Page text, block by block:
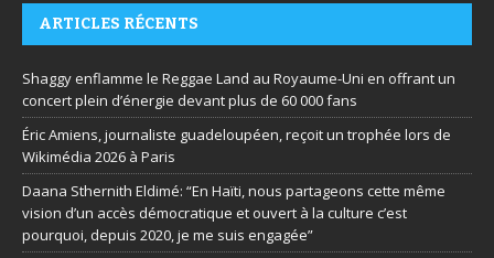
ARTICLES RÉCENTS
Shaggy enflamme le Reggae Land au Royaume-Uni en offrant un
concert plein d’énergie devant plus de 60 000 fans
Éric Amiens, journaliste guadeloupéen, reçoit un trophée lors de
Wikimédia 2026 à Paris
Daana Sthernith Eldimé: “En Haïti, nous partageons cette même
vision d’un accès démocratique et ouvert à la culture c’est
pourquoi, depuis 2020, je me suis engagée”